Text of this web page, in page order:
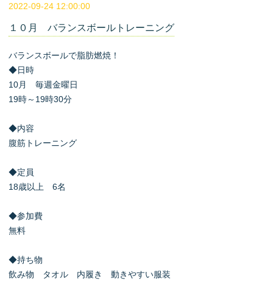
2022-09-24 12:00:00
１０月 バランスボールトレーニング
バランスボールで脂肪燃焼！
◆日時
10月 毎週金曜日
19時～19時30分
◆内容
腹筋トレーニング
◆定員
18歳以上 6名
◆参加費
無料
◆持ち物
飲み物 タオル 内履き 動きやすい服装